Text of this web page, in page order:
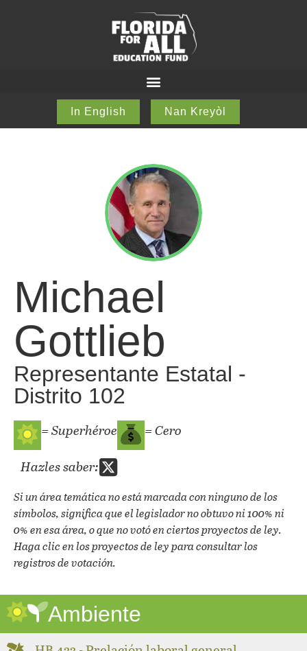
In English Nan Kreyòl
Michael
Gottlieb
Representante Estatal -
Distrito 102
= Superhéroe
= Cero
Hazles saber:
Si un área temática no está marcada con ninguno de los
símbolos, significa que el legislador no obtuvo ni 100% ni
0% en esa área, o que no votó en ciertos proyectos de ley.
Haga clic en los proyectos de ley para consultar los
registros de votación.
Ambiente